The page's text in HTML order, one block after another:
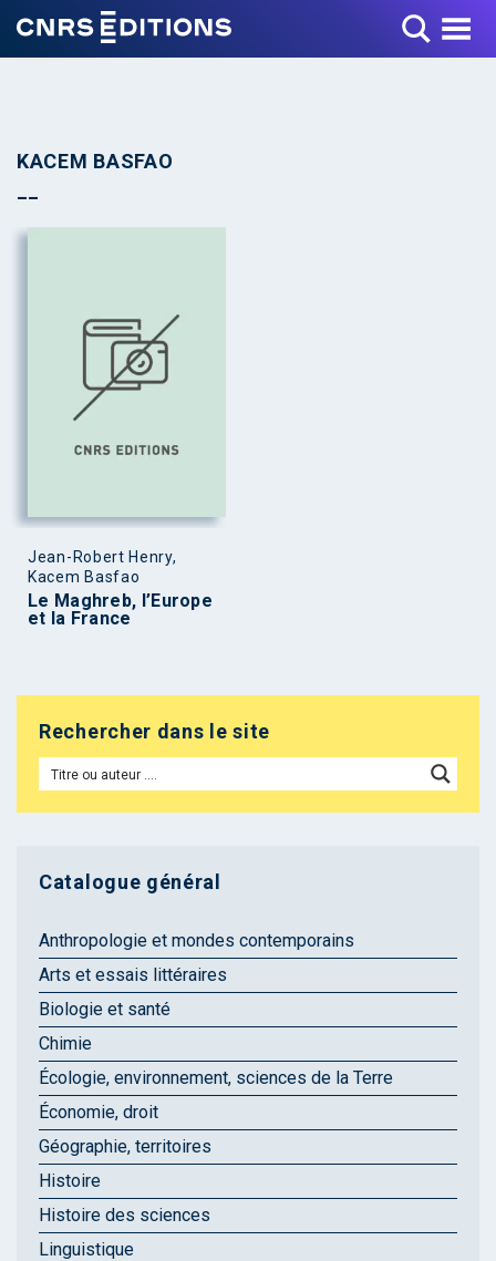
Toggle Menu
KACEM BASFAO
Jean-Robert Henry,
Kacem Basfao
Le Maghreb, l’Europe
et la France
Rechercher dans le site
Catalogue général
Anthropologie et mondes contemporains
Arts et essais littéraires
Biologie et santé
Chimie
Écologie, environnement, sciences de la Terre
Économie, droit
Géographie, territoires
Histoire
Histoire des sciences
Linguistique